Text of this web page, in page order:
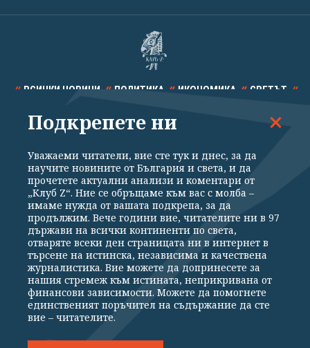
ВСИЧКИ НОВИНИ ПОЛИТИКА ИКОНОМИКА СВЕТЪТ
СПОРТ КУЛТУРА ТЕХНОЛОГИИ КАЛЕЙДОСКОП
Общи условия
Политика за поверителност
Реклама
Партньори Контакти
За Клуб Z
Екип
Подкрепете ни
Издател на www.clubz.bg е „Клуб Зебра Медия“ ЕООД, София, ул. "Алеко
Константинов" 3. Всички права запазени 2026 „Клуб Зебра Медия“
Препечатването на материали, снимки и видео от www.clubz.bg без
Подкрепете ни
Уважаеми читатели, вие сте тук и днес, за да
научите новините от България и света, и да
прочетете актуални анализи и коментари от
„Клуб Z“. Ние се обръщаме към вас с молба –
имаме нужда от вашата подкрепа, за да
продължим. Вече години вие, читателите ни в 97
държави на всички континенти по света,
отваряте всеки ден страницата ни в интернет в
търсене на истинска, независима и качествена
журналистика. Вие можете да допринесете за
нашия стремеж към истината, неприкривана от
финансови зависимости. Можете да помогнете
единственият поръчител на съдържание да сте
вие – читателите.